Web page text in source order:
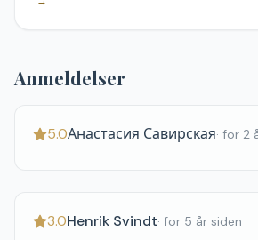
Anmeldelser
5.0Анастасия Савирская· for 2
3.0Henrik Svindt· for 5 år siden